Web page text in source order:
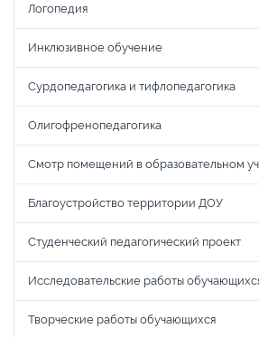
Логопедия
Инклюзивное обучение
Сурдопедагогика и тифлопедагогика
Олигофренопедагогика
Смотр помещений в образовательном
Благоустройство территории ДОУ
Студенческий педагогический проект
Исследовательские работы
Творческие работы обучающихся